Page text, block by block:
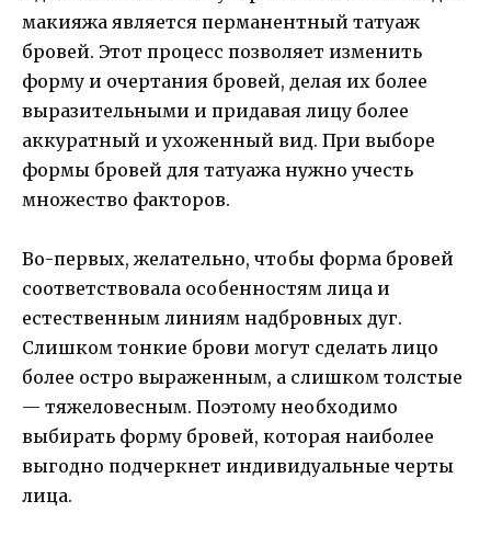
макияжа является перманентный татуаж
бровей. Этот процесс позволяет изменить
форму и очертания бровей, делая их более
выразительными и придавая лицу более
аккуратный и ухоженный вид. При выборе
формы бровей для татуажа нужно учесть
множество факторов.
Во-первых, желательно, чтобы форма бровей
соответствовала особенностям лица и
естественным линиям надбровных дуг.
Слишком тонкие брови могут сделать лицо
более остро выраженным, а слишком толстые
— тяжеловесным. Поэтому необходимо
выбирать форму бровей, которая наиболее
выгодно подчеркнет индивидуальные черты
лица.